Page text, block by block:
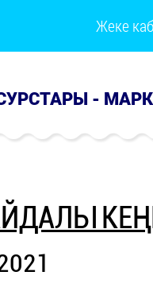
Жеке
-